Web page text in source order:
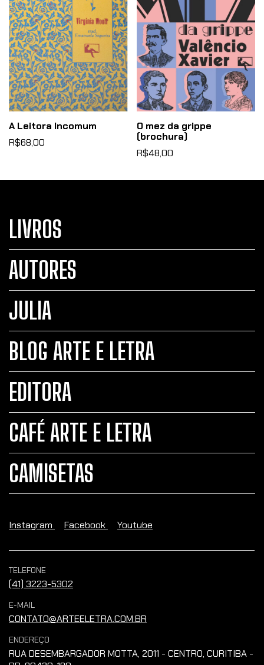
A Leitora Incomum
R$68,00
O mez da grippe
(brochura)
R$48,00
LIVROS
AUTORES
JULIA
BLOG ARTE E LETRA
EDITORA
CAFÉ ARTE E LETRA
CAMISETAS
Instagram Facebook Youtube
TELEFONE
(41) 3223-5302
E-MAIL
CONTATO@ARTEELETRA.COM.BR
ENDEREÇO
RUA DESEMBARGADOR MOTTA, 2011 - CENTRO, CURITIBA -